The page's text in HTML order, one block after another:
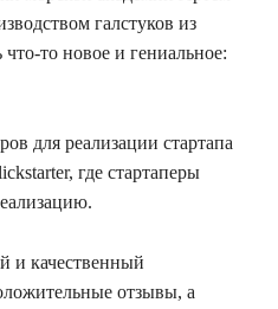
галстуков из
то новое и гениальное:
для реализации стартапа
где стартаперы
и качественный
отзывы, а